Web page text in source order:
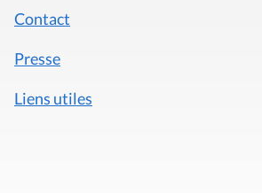
Contact
Presse
Liens utiles